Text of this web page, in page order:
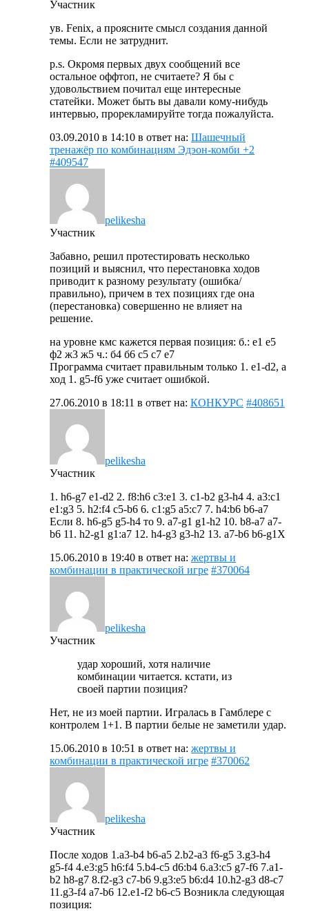
Участник
ув. Fenix, а проясните смысл создания данной
темы. Если не затруднит.
p.s. Окромя первых двух сообщений все
остальное оффтоп, не считаете? Я бы с
удовольствием почитал еще интересные
статейки. Может быть вы давали кому-нибудь
интервью, прорекламируйте тогда пожалуйста.
03.09.2010 в 14:10 в ответ на: Шашечный
тренажёр по комбинациям Эдэон-комби +2
#409547
pelikesha
Участник
Забавно, решил протестировать несколько
позиций и выяснил, что перестановка ходов
приводит к разному результату (ошибка/
правильно), причем в тех позициях где она
(перестановка) совершенно не влияет на
решение.
на уровне кмс кажется первая позиция: б.: е1 е5
ф2 ж3 ж5 ч.: б4 б6 с5 с7 е7
Программа считает правильным только 1. e1-d2, а
ход 1. g5-f6 уже считает ошибкой.
27.06.2010 в 18:11 в ответ на: КОНКУРС #408651
pelikesha
Участник
1. h6-g7 e1-d2 2. f8:h6 c3:e1 3. c1-b2 g3-h4 4. a3:c1
e1:g3 5. h2:f4 c5-b6 6. c1:g5 a5:c7 7. h4:b6 b6-a7
Если 8. h6-g5 g5-h4 то 9. a7-g1 g1-h2 10. b8-a7 a7-
b6 11. h2-g1 g1:a7 12. h4-g3 g3-h2 13. a7-b6 b6-g1X
15.06.2010 в 19:40 в ответ на: жертвы и
комбинации в практической игре #370064
pelikesha
Участник
удар хороший, хотя наличие
комбинации читается. кстати, из
своей партии позиция?
Нет, не из моей партии. Игралась в Гамблере с
контролем 1+1. В партии белые не заметили удар.
15.06.2010 в 10:51 в ответ на: жертвы и
комбинации в практической игре #370062
pelikesha
Участник
После ходов 1.a3-b4 b6-a5 2.b2-a3 f6-g5 3.g3-h4
g5-f4 4.e3:g5 h6:f4 5.b4-c5 d6:b4 6.a3:c5 g7-f6 7.a1-
b2 h8-g7 8.f2-g3 c7-b6 9.g3:e5 b6:d4 10.h2-g3 d8-c7
11.g3-f4 a7-b6 12.e1-f2 b6-c5 Возникла следующая
позиция: